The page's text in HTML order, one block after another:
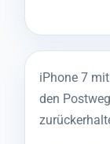
iPhone 7
den